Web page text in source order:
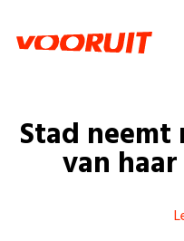
Stad
van